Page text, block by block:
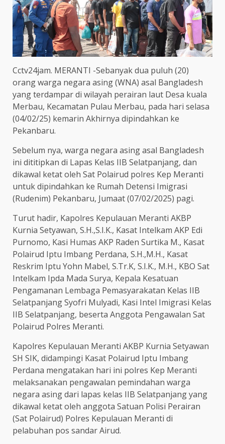
Cctv24jam. MERANTI -Sebanyak dua puluh (20)
orang warga negara asing (WNA) asal Bangladesh
yang terdampar di wilayah perairan laut Desa kuala
Merbau, Kecamatan Pulau Merbau, pada hari selasa
(04/02/25) kemarin Akhirnya dipindahkan ke
Pekanbaru.
Sebelum nya, warga negara asing asal Bangladesh
ini dititipkan di Lapas Kelas IIB Selatpanjang, dan
dikawal ketat oleh Sat Polairud polres Kep Meranti
untuk dipindahkan ke Rumah Detensi Imigrasi
(Rudenim) Pekanbaru, Jumaat (07/02/2025) pagi.
Turut hadir, Kapolres Kepulauan Meranti AKBP
Kurnia Setyawan, S.H.,S.I.K., Kasat Intelkam AKP Edi
Purnomo, Kasi Humas AKP Raden Surtika M., Kasat
Polairud Iptu Imbang Perdana, S.H.,M.H., Kasat
Reskrim Iptu Yohn Mabel, S.Tr.K, S.I.K., M.H., KBO Sat
Intelkam Ipda Mada Surya, Kepala Kesatuan
Pengamanan Lembaga Pemasyarakatan Kelas IIB
Selatpanjang Syofri Mulyadi, Kasi Intel Imigrasi Kelas
IIB Selatpanjang, beserta Anggota Pengawalan Sat
Polairud Polres Meranti.
Kapolres Kepulauan Meranti AKBP Kurnia Setyawan
SH SIK, didampingi Kasat Polairud Iptu Imbang
Perdana mengatakan hari ini polres Kep Meranti
melaksanakan pengawalan pemindahan warga
negara asing dari lapas kelas IIB Selatpanjang yang
dikawal ketat oleh anggota Satuan Polisi Perairan
(Sat Polairud) Polres Kepulauan Meranti di
pelabuhan pos sandar Airud.